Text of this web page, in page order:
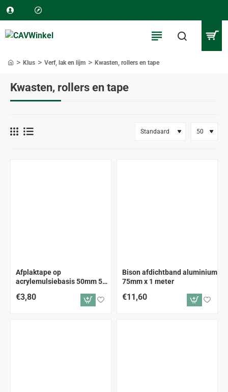
Kwasten, rollers en tape
Klus Verf, lak en lijm Kwasten, rollers en tape
Afplaktape op
acrylemulsiebasis 50mm 50
€3,80
Bison afdichtband aluminium
75mm x 1 meter
€11,60